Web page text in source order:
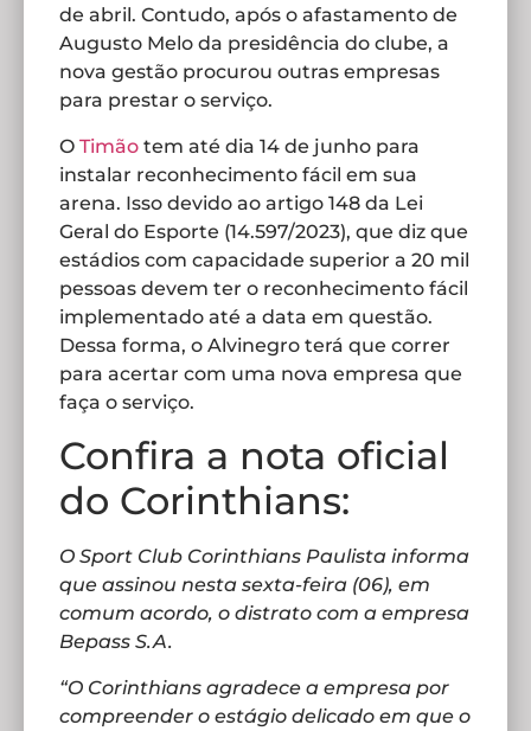
de abril. Contudo, após o afastamento de
Augusto Melo da presidência do clube, a
nova gestão procurou outras empresas
para prestar o serviço.
O Timão tem até dia 14 de junho para
instalar reconhecimento fácil em sua
arena. Isso devido ao artigo 148 da Lei
Geral do Esporte (14.597/2023), que diz que
estádios com capacidade superior a 20 mil
pessoas devem ter o reconhecimento fácil
implementado até a data em questão.
Dessa forma, o Alvinegro terá que correr
para acertar com uma nova empresa que
faça o serviço.
Confira a nota oficial
do Corinthians:
O Sport Club Corinthians Paulista informa
que assinou nesta sexta-feira (06), em
comum acordo, o distrato com a empresa
Bepass S.A.
“O Corinthians agradece a empresa por
compreender o estágio delicado em que o